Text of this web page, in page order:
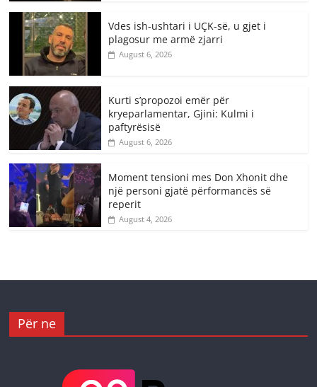
Vdes ish-ushtari i UÇK-së, u gjet i
plagosur me armë zjarri
August 6, 2026
Kurti s’propozoi emër për
kryeparlamentar, Gjini: Kulmi i
paftyrësisë
August 6, 2026
Moment tensioni mes Don Xhonit dhe
një personi gjatë përformancës së
reperit
August 4, 2026
Për ne